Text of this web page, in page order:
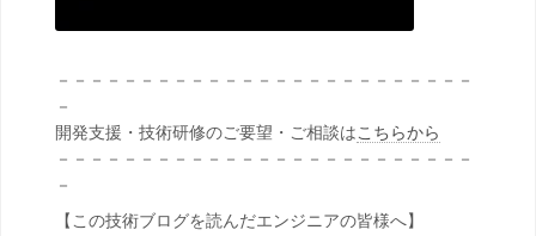
－－－－－－－－－－－－－－－－－－－－－－－－－
－
開発支援・技術研修のご要望・ご相談はこちらから
－－－－－－－－－－－－－－－－－－－－－－－－－
－
【この技術ブログを読んだエンジニアの皆様へ】